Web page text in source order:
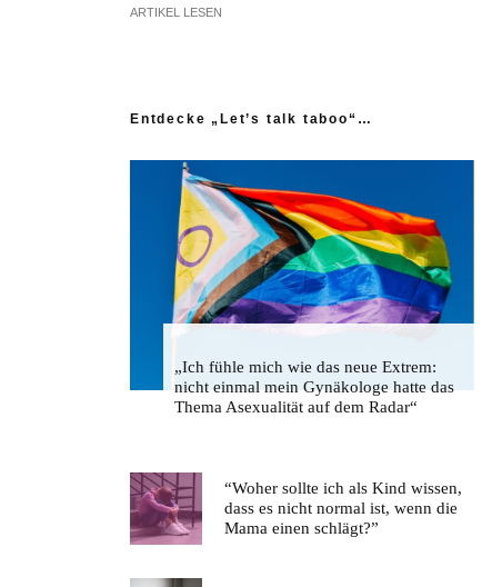
ARTIKEL LESEN
Entdecke „Let’s talk taboo“…
„Ich fühle mich wie das neue Extrem:
nicht einmal mein Gynäkologe hatte das
Thema Asexualität auf dem Radar“
“Woher sollte ich als Kind wissen,
dass es nicht normal ist, wenn die
Mama einen schlägt?”